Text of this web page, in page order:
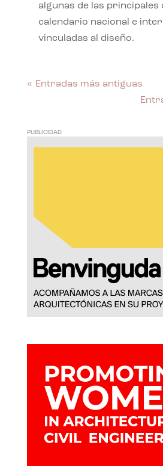
algunas de las principales
calendario nacional e
vinculadas al diseño.
« Entradas más antiguas
PUBLICIDAD